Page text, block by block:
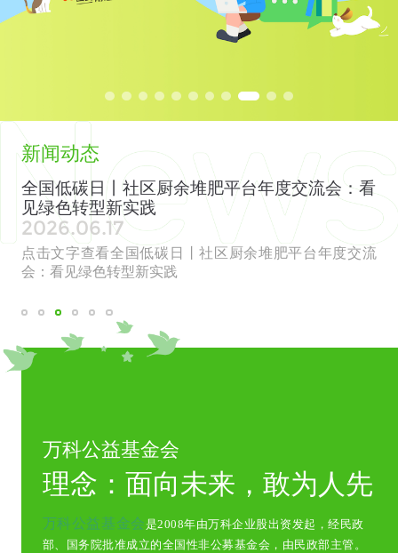
新闻动态
全国低碳日丨社区厨余堆肥平台年度交流会：看
见绿色转型新实践
2026.06.17
点击文字查看全国低碳日丨社区厨余堆肥平台年度交流
会：看见绿色转型新实践
万
万科公益基金会
理念：面向未来，敢为人先
万科公益基金会是2008年由万科企业股出资发起，经民政
部、国务院批准成立的全国性非公募基金会，由民政部主管。